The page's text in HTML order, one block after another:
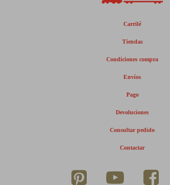
Carrilé
Tiendas
Condiciones compra
Envíos
Pago
Devoluciones
Consultar pedido
Contactar